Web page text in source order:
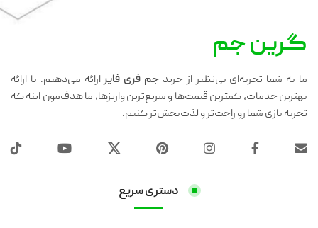
گرین جم
ما به شما تجربه‌ای بی‌نظیر از خرید جم فری فایرارائه می‌دهیم. با ارائه
بهترین خدمات، کمترین قیمت‌ها و سریع‌ترین واریزها، ما هدف‌مون اینه که
تجربه بازی شما رو راحت‌تر و لذت‌بخش‌تر کنیم.
دستری سریع